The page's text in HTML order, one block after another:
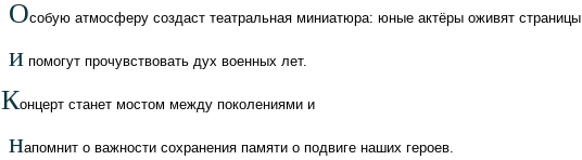
Особую атмосферу создаст театральная миниатюра: юные актёры оживят страницы
и помогут прочувствовать дух военных лет.
Концерт станет мостом между поколениями и
напомнит о важности сохранения памяти о подвиге наших героев.